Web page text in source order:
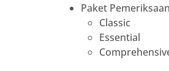
Paket
Classic
Essential